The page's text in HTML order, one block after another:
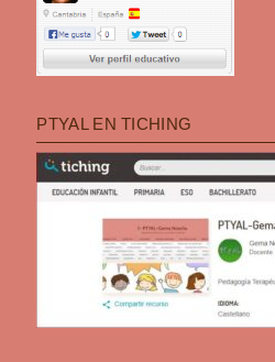
PTYAL EN TICHING